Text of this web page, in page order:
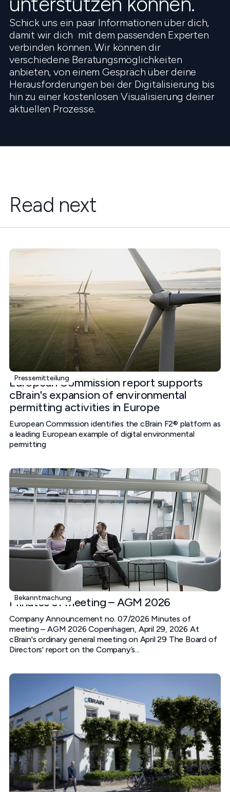
Schick uns ein paar Informationen über dich,
damit wir dich mit dem passenden Experten
verbinden können. Wir können dir
verschiedene Beratungsmöglichkeiten
anbieten, von einem Gespräch über deine
Herausforderungen bei der Digitalisierung bis
hin zu einer kostenlosen Visualisierung deiner
aktuellen Prozesse.
Read next
Pressemitteilung
European Commission report supports
cBrain's expansion of environmental
permitting activities in Europe
European Commission identifies the cBrain F2® platform as
a leading European example of digital environmental
permitting
Bekanntmachung
Minutes of meeting – AGM 2026
Company Announcement no. 07/2026 Minutes of
meeting – AGM 2026 Copenhagen, April 29, 2026 At
cBrain's ordinary general meeting on April 29 The Board of
Directors' report on the Company’s...